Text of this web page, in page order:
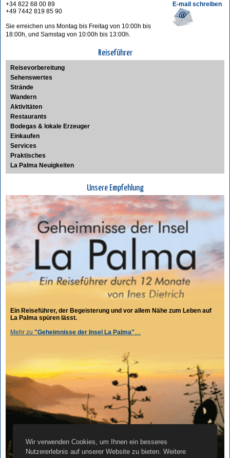
E-mail schreiben
+34 822 68 00 89
+49 7442 819 85 90
Sie erreichen uns Montag bis Freitag von 10:00h bis
18:00h, und Samstag von 10:00h bis 13:00h.
Reiseführer
Reisevorbereitung
Sehenswertes
Strände
Wandern
Aktivitäten
Restaurants
Bodegas & lokale Erzeuger
Einkaufen
Services
Praktisches
La Palma Neuigkeiten
Unsere Empfehlung
Ein Reiseführer, der Begeisterung und vor allem Nähe zum Leben auf
La Palma spüren lässt.
Mehr zu "Geheimnisse der Insel La Palma"…
Wir verwenden Cookies, um Ihnen ein besseres
Nutzererlebnis auf unserer Website zu bieten. Weitere